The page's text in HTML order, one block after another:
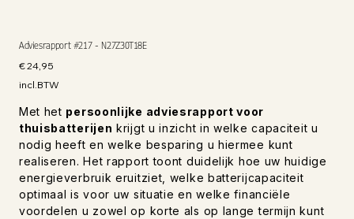
Adviesrapport #217 - N27Z30T18E
Prijs
€ 24,95
incl.BTW
Met het persoonlijke adviesrapport voor
thuisbatterijen krijgt u inzicht in welke capaciteit u
nodig heeft en welke besparing u hiermee kunt
realiseren. Het rapport toont duidelijk hoe uw huidige
energieverbruik eruitziet, welke batterijcapaciteit
optimaal is voor uw situatie en welke financiële
voordelen u zowel op korte als op lange termijn kunt